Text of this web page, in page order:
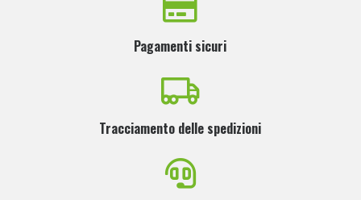
Pagamenti sicuri
Tracciamento delle spedizioni